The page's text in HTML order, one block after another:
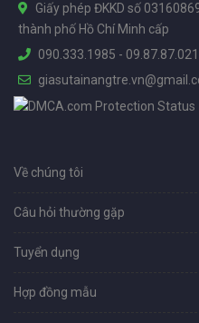
Giấy phép ĐKKD số
thành phố Hồ Chí Minh cấp
090.333.1985 -
Về chúng tôi
Câu hỏi thường gặp
Tuyển dụng
Hợp đồng mẫu